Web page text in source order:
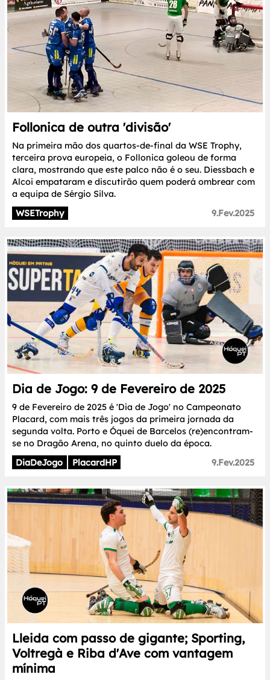
Follonica de outra 'divisão'
Na primeira mão dos quartos-de-final da WSE Trophy,
terceira prova europeia, o Follonica goleou de forma
clara, mostrando que este palco não é o seu. Diessbach e
Alcoi empataram e discutirão quem poderá ombrear com
a equipa de Sérgio Silva.
WSETrophy
9.Fev.2025
Dia de Jogo: 9 de Fevereiro de 2025
9 de Fevereiro de 2025 é 'Dia de Jogo' no Campeonato
Placard, com mais três jogos da primeira jornada da
segunda volta. Porto e Óquei de Barcelos (re)encontram-
se no Dragão Arena, no quinto duelo da época.
DiaDeJogo
PlacardHP 9.Fev.2025
Lleida com passo de gigante; Sporting,
Voltregà e Riba d'Ave com vantagem
mínima